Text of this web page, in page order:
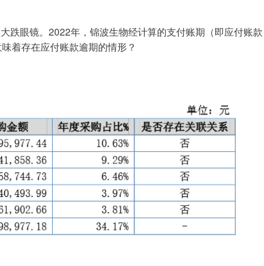
眼镜。2022年，锦波生物经计算的支付账期（即应付账款
着存在应付账款逾期的情形？